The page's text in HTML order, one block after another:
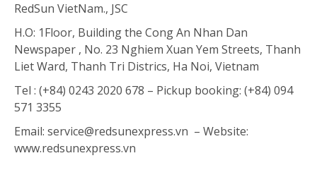
RedSun VietNam., JSC
H.O: 1Floor, Building the Cong An Nhan Dan
Newspaper , No. 23 Nghiem Xuan Yem Streets, Thanh
Liet Ward, Thanh Tri Districs, Ha Noi, Vietnam
Tel : (+84) 0243 2020 678 – Pickup booking: (+84) 094
571 3355
Email: service@redsunexpress.vn – Website:
www.redsunexpress.vn